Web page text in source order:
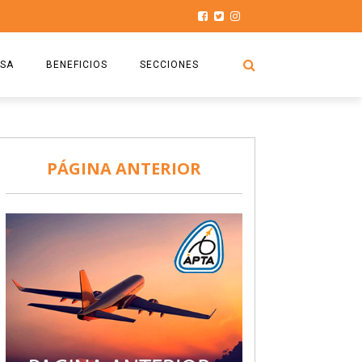
BENEFICIOS
COMISIÓN
SECCIONES
SEGURIDAD AÉREA
TURISMO Y RECREACIÓN
VIDEOS
PÁGINA ANTERIOR